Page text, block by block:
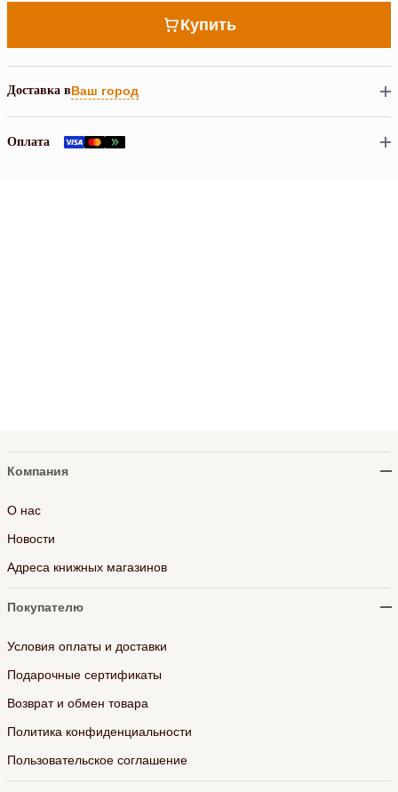
Купить
Доставка вВаш город
Оплата
Компания
О нас
Новости
Адреса книжных магазинов
Покупателю
Условия оплаты и доставки
Подарочные сертификаты
Возврат и обмен товара
Политика конфиденциальности
Пользовательское соглашение